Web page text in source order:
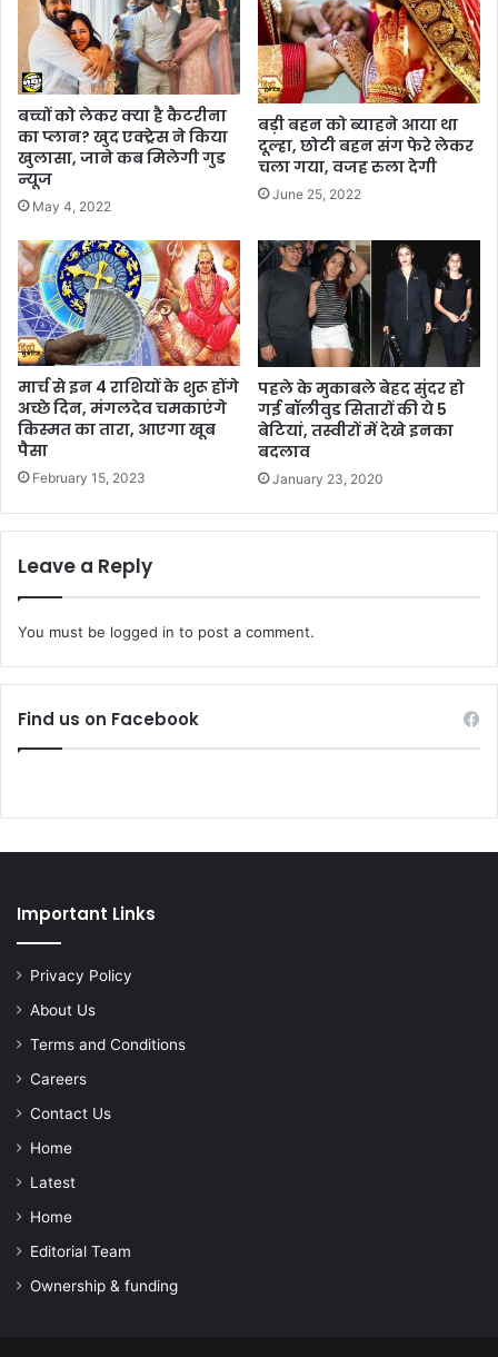
बच्चों को लेकर क्या है कैटरीना
का प्लान? खुद एक्ट्रेस ने किया
खुलासा, जाने कब मिलेगी गुड
न्यूज
May 4, 2022
बड़ी बहन को ब्याहने आया था
दूल्हा, छोटी बहन संग फेरे लेकर
चला गया, वजह रुला देगी
June 25, 2022
मार्च से इन 4 राशियों के शुरू होंगे
अच्छे दिन, मंगलदेव चमकाएंगे
किस्मत का तारा, आएगा खूब
पैसा
February 15, 2023
पहले के मुकाबले बेहद सुंदर हो
गई बॉलीवुड सितारों की ये 5
बेटियां, तस्वीरों में देखे इनका
बदलाव
January 23, 2020
Leave a Reply
You must be logged in to post a comment.
Find us on Facebook
Important Links
Privacy Policy
About Us
Terms and Conditions
Careers
Contact Us
Home
Latest
Home
Editorial Team
Ownership & funding